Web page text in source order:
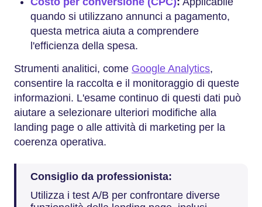
quando si utilizzano annunci a pagamento,
questa metrica aiuta a comprendere
l'efficienza della spesa.
Strumenti analitici, come Google Analytics,
consentire la raccolta e il monitoraggio di queste
informazioni. L'esame continuo di questi dati può
aiutare a selezionare ulteriori modifiche alla
landing page o alle attività di marketing per la
coerenza operativa.
Consiglio da professionista:
Utilizza i test A/B per confrontare diverse